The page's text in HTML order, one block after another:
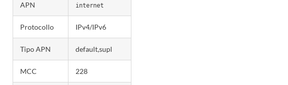
APN internet
Protocollo IPv4/IPv6
Tipo APN default,supl
MCC 228